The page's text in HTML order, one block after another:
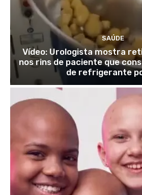
SAÚDE
Vídeo: Urologista mostra
nos rins de paciente que
de refrigerante